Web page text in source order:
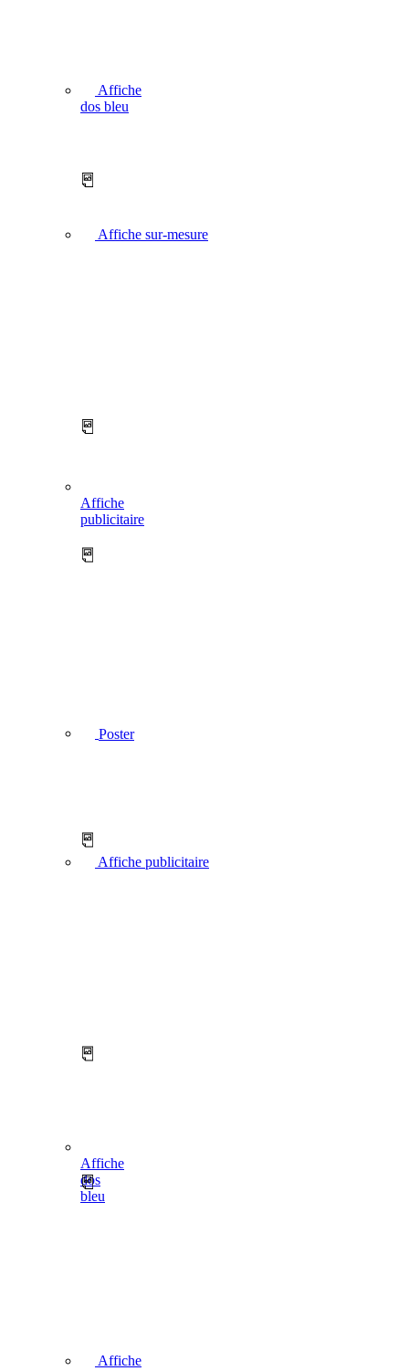
Affiche
dos bleu
Poster
Affiche
Affiche
publicitaire
Affiche
dos
bleu
Affiche sur-mesure
Affiche publicitaire